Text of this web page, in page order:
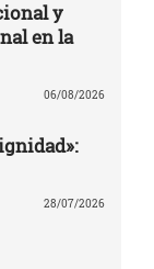
y
en la
06/08/2026
28/07/2026